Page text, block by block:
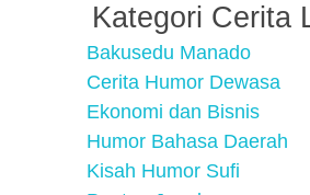
Kategori Cerita
Bakusedu Manado
Cerita Humor Dewasa
Ekonomi dan Bisnis
Humor Bahasa Daerah
Kisah Humor Sufi